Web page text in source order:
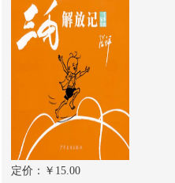
定价：￥ 15.00